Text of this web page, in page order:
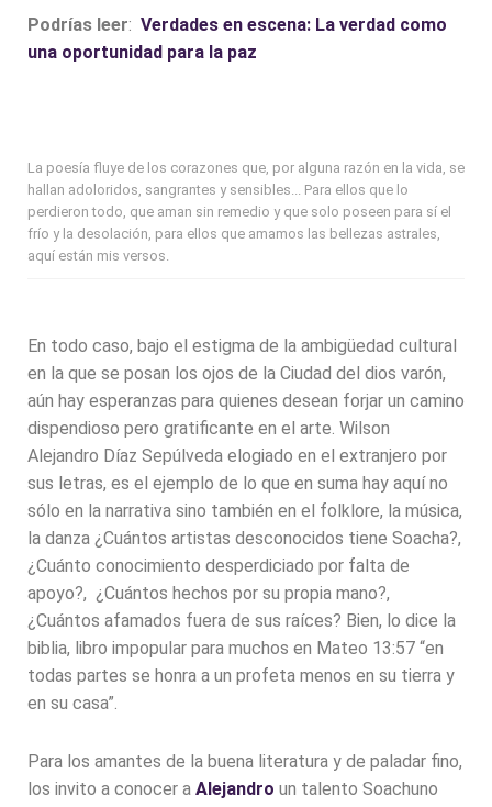
Podrías leer: Verdades en escena: La verdad como
una oportunidad para la paz
La poesía fluye de los corazones que, por alguna razón en la vida, se
hallan adoloridos, sangrantes y sensibles... Para ellos que lo
perdieron todo, que aman sin remedio y que solo poseen para sí el
frío y la desolación, para ellos que amamos las bellezas astrales,
aquí están mis versos.
En todo caso, bajo el estigma de la ambigüedad cultural
en la que se posan los ojos de la Ciudad del dios varón,
aún hay esperanzas para quienes desean forjar un camino
dispendioso pero gratificante en el arte. Wilson
Alejandro Díaz Sepúlveda elogiado en el extranjero por
sus letras, es el ejemplo de lo que en suma hay aquí no
sólo en la narrativa sino también en el folklore, la música,
la danza ¿Cuántos artistas desconocidos tiene Soacha?,
¿Cuánto conocimiento desperdiciado por falta de
apoyo?, ¿Cuántos hechos por su propia mano?,
¿Cuántos afamados fuera de sus raíces? Bien, lo dice la
biblia, libro impopular para muchos en Mateo 13:57 “en
todas partes se honra a un profeta menos en su tierra y
en su casa”.
Para los amantes de la buena literatura y de paladar fino,
los invito a conocer a Alejandro un talento Soachuno